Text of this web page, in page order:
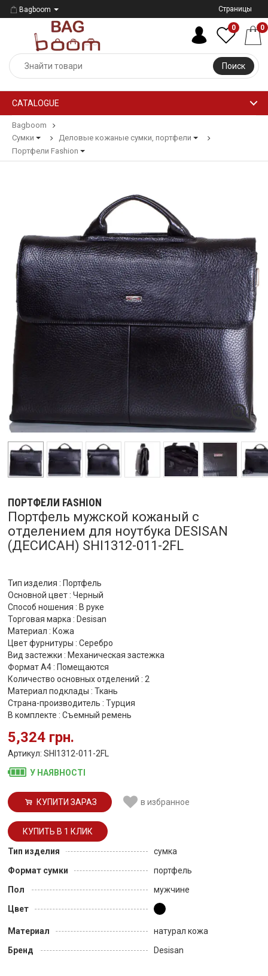
Bagboom Страницы
Поиск
0 0
CATALOGUE
Bagboom
Сумки
Деловые кожаные сумки, портфели
Портфели Fashion
ПОРТФЕЛИ FASHION
Портфель мужской кожаный с
отделением для ноутбука DESISAN
(ДЕСИСАН) SHI1312-011-2FL
Тип изделия : Портфель
Основной цвет : Черный
Способ ношения : В руке
Торговая марка : Desisan
Материал : Кожа
Цвет фурнитуры : Серебро
Вид застежки : Механическая застежка
Формат А4 : Помещаются
Количество основных отделений : 2
Материал подклады : Ткань
Страна-производитель : Турция
В комплекте : Съемный ремень
5,324 грн.
Артикул: SHI1312-011-2FL
У НАЯВНОСТІ
КУПИТИ ЗАРАЗ в избранное
Тип изделия
сумка
Формат сумки
портфель
Пол
мужчине
Цвет
Материал
натурал кожа
Бренд
Desisan